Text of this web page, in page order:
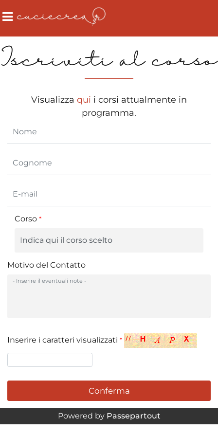
Open
Iscriviti al corso
Visualizza qui i corsi attualmente in
programma.
Corso *
Motivo del Contatto
Inserire i caratteri visualizzati *
Powered by Passepartout